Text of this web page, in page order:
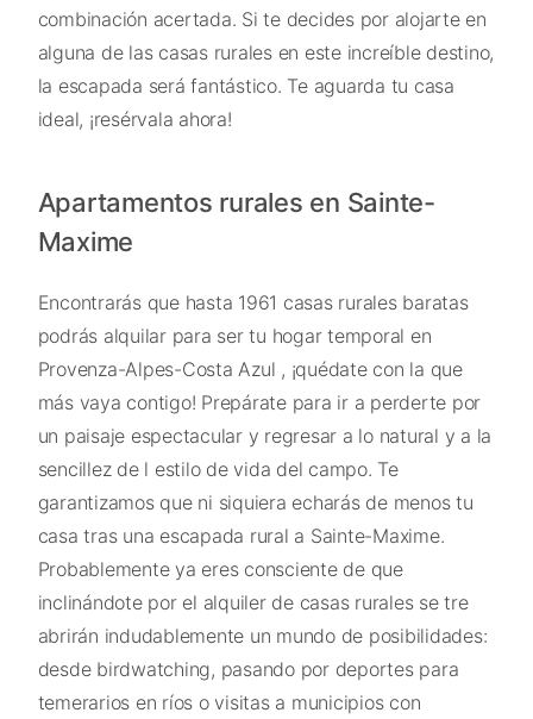
combinación acertada. Si te decides por alojarte en
alguna de las casas rurales en este increíble destino,
la escapada será fantástico. Te aguarda tu casa
ideal, ¡resérvala ahora!
Apartamentos rurales en Sainte-
Maxime
Encontrarás que hasta 1961 casas rurales baratas
podrás alquilar para ser tu hogar temporal en
Provenza-Alpes-Costa Azul , ¡quédate con la que
más vaya contigo! Prepárate para ir a perderte por
un paisaje espectacular y regresar a lo natural y a la
sencillez de l estilo de vida del campo. Te
garantizamos que ni siquiera echarás de menos tu
casa tras una escapada rural a Sainte-Maxime.
Probablemente ya eres consciente de que
inclinándote por el alquiler de casas rurales se tre
abrirán indudablemente un mundo de posibilidades:
desde birdwatching, pasando por deportes para
temerarios en ríos o visitas a municipios con